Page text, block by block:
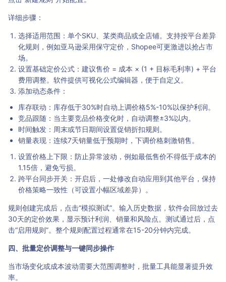
详细步骤：
选择适用范围：单个SKU、某类商品或全店铺。支持按平台差异
化规则，例如亚马逊采用保守定价，Shopee可更激进以抢占市
场。
设置基础定价公式：建议售价 = 成本 × (1 + 目标毛利率) + 平台
费用调整。软件提供可视化公式编辑器，便于自定义。
添加动态条件：
库存联动：库存低于30%时自动上调价格5%-10%以保护利润。
竞品跟随：当主要竞品价格变化时，自动调整±3%以内。
时间触发：周末或节日期间设置促销折扣规则。
销量表现：连续7天销量低于预期时，下调价格刺激销售。
设置价格上下限：防止异常波动，例如最低售价不得低于成本的
1.15倍，避免亏损。
跨平台同步开关：开启后，一处修改自动应用到其他平台，保持
价格策略一致性（可设置小幅区域差异）。
规则创建完成后，点击“模拟测试”。输入历史数据，软件会回放过去
30天的定价效果，显示预计利润、销量和风险点。测试通过后，点
击“启用规则”。整个规则配置过程通常在15-20分钟内完成。
四、批量定价调整与一键同步操作
当市场变化或成本波动需要大范围调整时，批量工具能显著提升效
率。